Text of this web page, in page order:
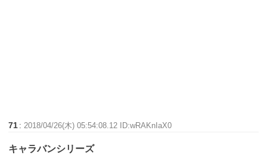
71 :2018/04/26(木) 05:54:08.12 ID:wRAKnIaX0
キャラバンシリーズ